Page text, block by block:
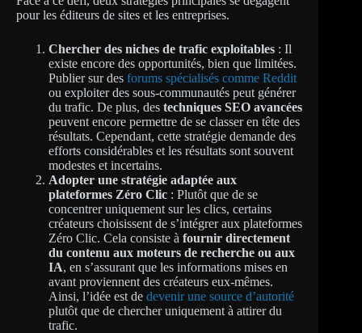
pour les éditeurs de sites et les entreprises.
Chercher des niches de trafic exploitables : Il
existe encore des opportunités, bien que limitées.
Publier sur des forums spécialisés comme Reddit
ou exploiter des sous-communautés peut générer
du trafic. De plus, des techniques SEO avancées
peuvent encore permettre de se classer en tête des
résultats. Cependant, cette stratégie demande des
efforts considérables et les résultats sont souvent
modestes et incertains.
Adopter une stratégie adaptée aux
plateformes Zéro Clic : Plutôt que de se
concentrer uniquement sur les clics, certains
créateurs choisissent de s’intégrer aux plateformes
Zéro Clic. Cela consiste à fournir directement
du contenu aux moteurs de recherche ou aux
IA, en s’assurant que les informations mises en
avant proviennent des créateurs eux-mêmes.
Ainsi, l’idée est de devenir une source d’autorité
plutôt que de chercher uniquement à attirer du
trafic.